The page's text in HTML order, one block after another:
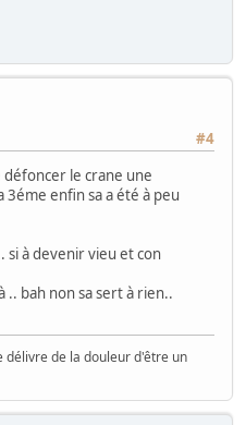
#4
défoncer le crane une
enfin sa a été à peu
si à devenir vieu et con
.. bah non sa sert à rien..
délivre de la douleur d'être un